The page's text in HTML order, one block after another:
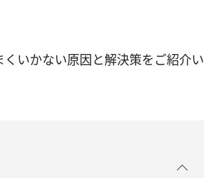
いかない原因と解決策をご紹介い